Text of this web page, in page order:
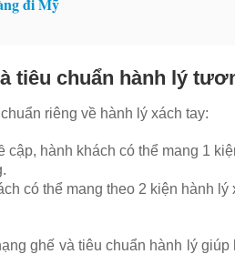
tiêu chuẩn hành lý
riêng về hành lý xách tay:
cập, hành khách có thể mang 1
có thể mang theo 2 kiện hành
ghế và tiêu chuẩn hành lý